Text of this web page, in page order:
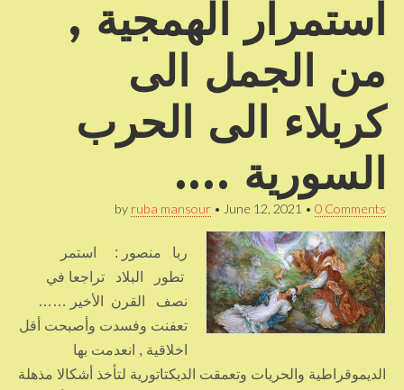
استمرار الهمجية ,
من الجمل الى
كربلاء الى الحرب
السورية ….
by ruba mansour • June 12, 2021 • 0 Comments
ربا منصور : استمر
تطور البلاد تراجعا في
نصف القرن الأخير ……
تعفنت وفسدت وأصبحت أقل
اخلاقية , انعدمت بها
الديموقراطية والحريات وتعمقت الديكتاتورية لتأخذ أشكالا مذهلة